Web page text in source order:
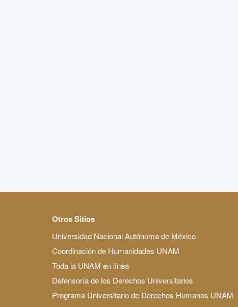
Otros Sitios
Universidad Nacional Autónoma de México
Coordinación de Humanidades UNAM
Toda la UNAM en línea
Defensoría de los Derechos Universitarios
Programa Universitario de Derechos Humanos UNAM